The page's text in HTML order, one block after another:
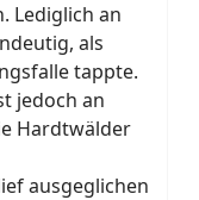
Lediglich an
als
tappte.
jedoch an
Hardtwälder
ausgeglichen